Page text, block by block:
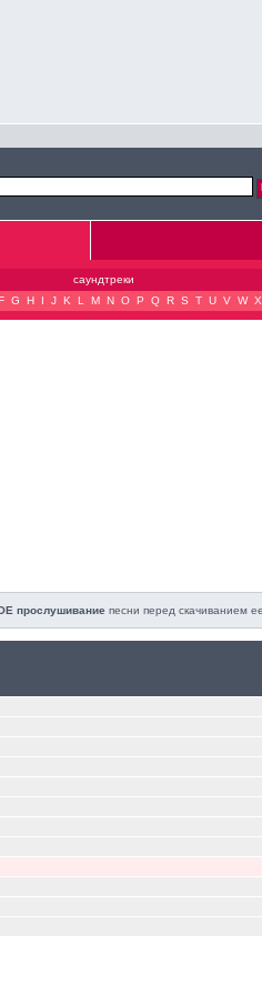
саундтреки
G H I J K L M N O P Q R S T U V W X
прослушивание песни перед cкачиванием